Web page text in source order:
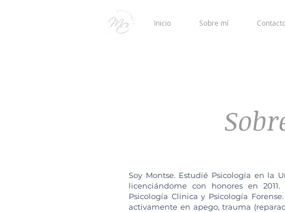
Inicio Sobre mí
Soy Montse. Estudié Psicología en la
licenciándome con honores en 2011.
Psicología Clínica y Psicología
activamente en apego, trauma